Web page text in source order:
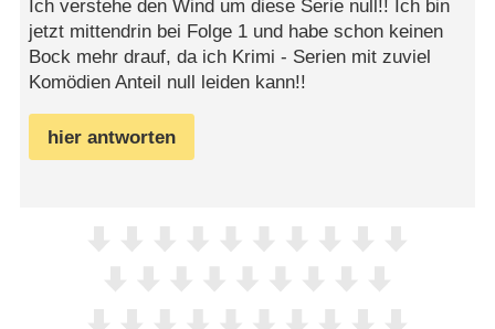
Ich verstehe den Wind um diese Serie null!! Ich bin
jetzt mittendrin bei Folge 1 und habe schon keinen
Bock mehr drauf, da ich Krimi - Serien mit zuviel
Komödien Anteil null leiden kann!!
hier antworten